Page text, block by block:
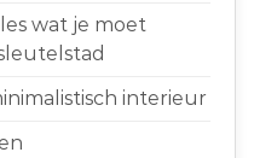
wat je moet
interieur